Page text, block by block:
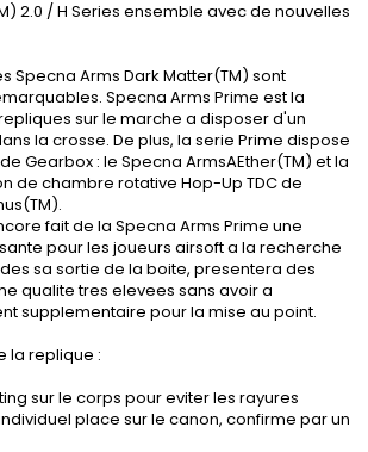
2.0 / H Series ensemble avec de nouvelles
Specna Arms Dark Matter(TM) sont
Specna Arms Prime est la
sur le marche a disposer d'un
la crosse. De plus, la serie Prime dispose
Gearbox : le Specna ArmsAEther(TM) et la
de chambre rotative Hop-Up TDC de
fait de la Specna Arms Prime une
pour les joueurs airsoft a la recherche
sa sortie de la boite, presentera des
qualite tres elevees sans avoir a
supplementaire pour la mise au point.
la replique :
sur le corps pour eviter les rayures
place sur le canon, confirme par un